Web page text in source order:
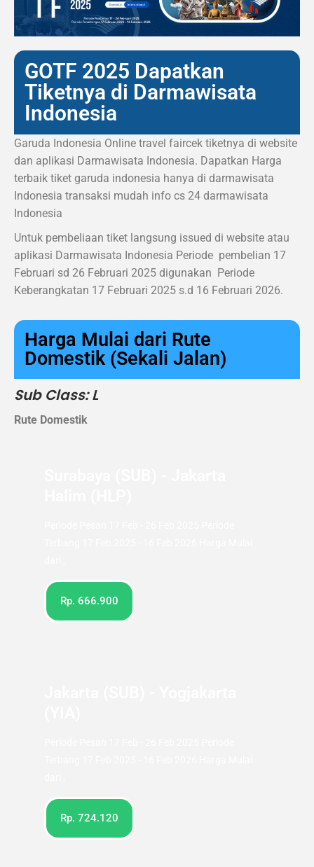
GOTF 2025 Dapatkan
Tiketnya di Darmawisata
Indonesia
Garuda Indonesia Online travel faircek tiketnya di website
dan aplikasi Darmawisata Indonesia. Dapatkan Harga
terbaik tiket garuda indonesia hanya di darmawisata
Indonesia transaksi mudah info cs 24 darmawisata
Indonesia
Untuk pembeliaan tiket langsung issued di website atau
aplikasi Darmawisata Indonesia Periode pembelian 17
Februari sd 26 Februari 2025 digunakan Periode
Keberangkatan 17 Februari 2025 s.d 16 Februari 2026.
Harga Mulai dari Rute
Domestik (Sekali Jalan)
Sub Class: L
Rute Domestik
Rp. 666.900
Rp. 724.120